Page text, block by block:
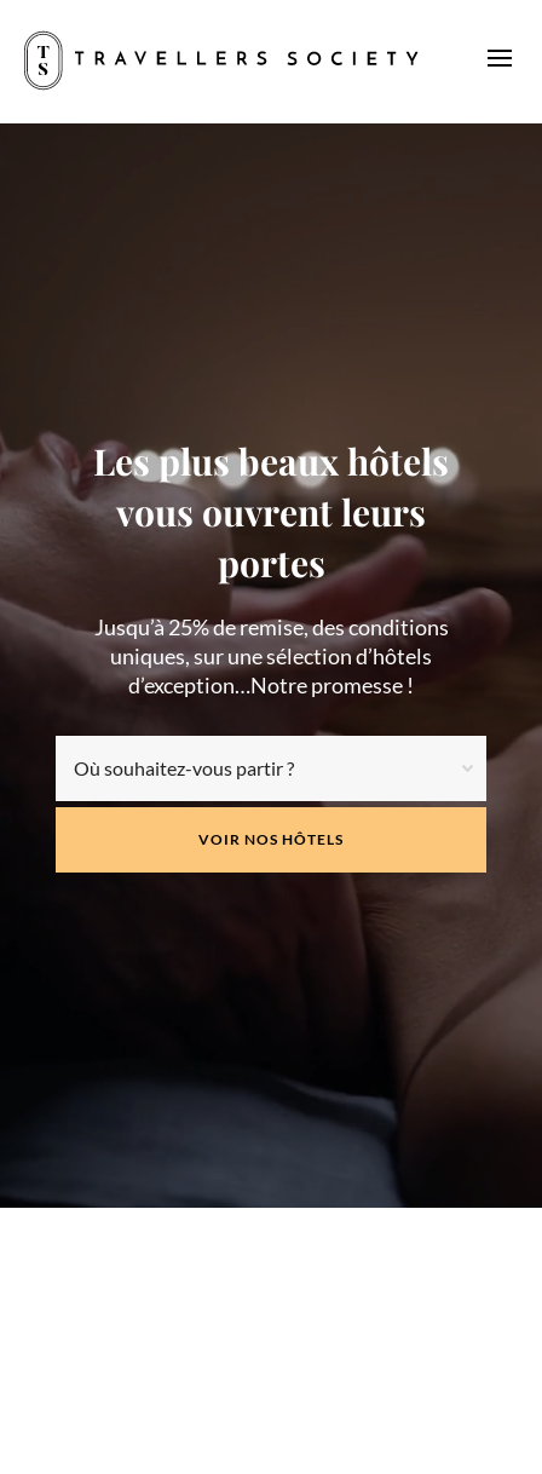
Les plus beaux hôtels
vous ouvrent leurs
portes
Jusqu’à 25% de remise, des conditions
uniques, sur une sélection d’hôtels
d’exception…Notre promesse !
VOIR NOS HÔTELS